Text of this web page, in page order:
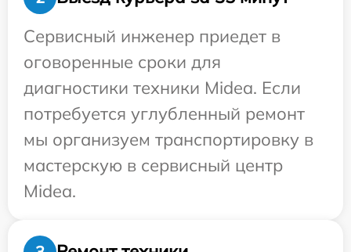
Сервисный инженер приедет в
оговоренные сроки для
диагностики техники Midea. Если
потребуется углубленный ремонт
мы организуем транспортировку в
мастерскую в сервисный центр
Midea.